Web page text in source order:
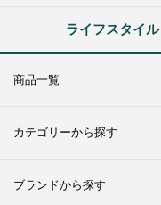
ライフスタイル
商品一覧
カテゴリーから探す
ブランドから探す